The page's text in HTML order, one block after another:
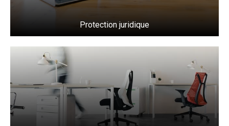
Protection juridique
Perte d'exploitation
En savoir plus